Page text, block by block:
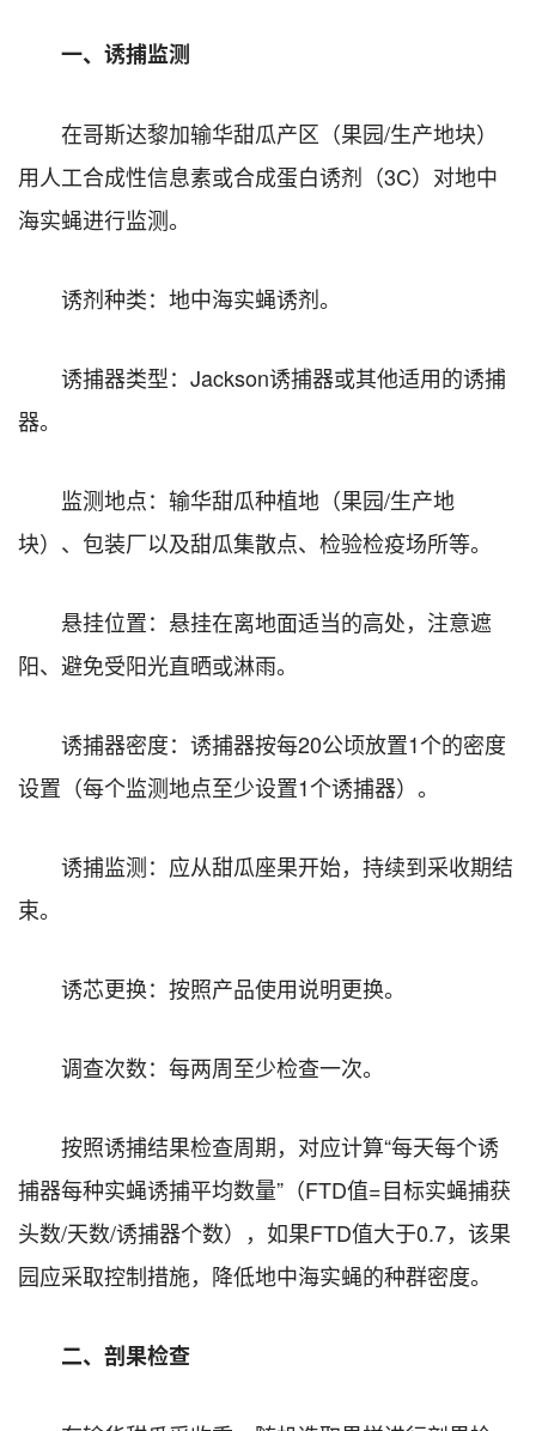
一、诱捕监测
在哥斯达黎加输华甜瓜产区（果园/生产地块）
用人工合成性信息素或合成蛋白诱剂（3C）对地中
海实蝇进行监测。
诱剂种类：地中海实蝇诱剂。
诱捕器类型：Jackson诱捕器或其他适用的诱捕
器。
监测地点：输华甜瓜种植地（果园/生产地
块）、包装厂以及甜瓜集散点、检验检疫场所等。
悬挂位置：悬挂在离地面适当的高处，注意遮
阳、避免受阳光直晒或淋雨。
诱捕器密度：诱捕器按每20公顷放置1个的密度
设置（每个监测地点至少设置1个诱捕器）。
诱捕监测：应从甜瓜座果开始，持续到采收期结
束。
诱芯更换：按照产品使用说明更换。
调查次数：每两周至少检查一次。
按照诱捕结果检查周期，对应计算“每天每个诱
捕器每种实蝇诱捕平均数量”（FTD值=目标实蝇捕获
头数/天数/诱捕器个数），如果FTD值大于0.7，该果
园应采取控制措施，降低地中海实蝇的种群密度。
二、剖果检查